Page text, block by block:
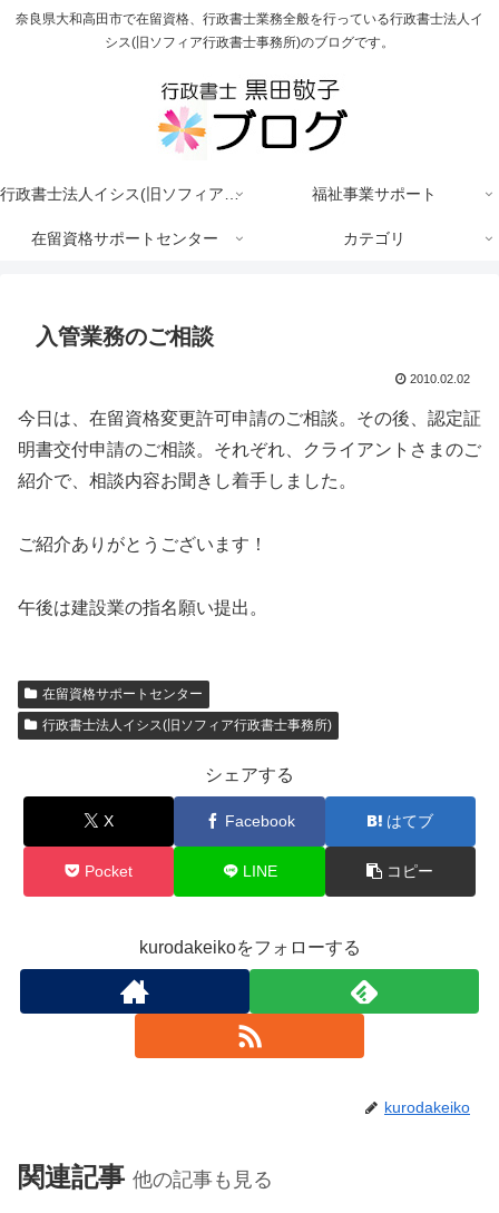
奈良県大和高田市で在留資格、行政書士業務全般を行っている行政書士法人イ
シス(旧ソフィア行政書士事務所)のブログです。
行政書士法人イシス(旧ソフィア行政書士事務所) 福祉事業サポート
在留資格サポートセンター カテゴリ
入管業務のご相談
2010.02.02
今日は、在留資格変更許可申請のご相談。その後、認定証
明書交付申請のご相談。それぞれ、クライアントさまのご
紹介で、相談内容お聞きし着手しました。
ご紹介ありがとうございます！
午後は建設業の指名願い提出。
在留資格サポートセンター
行政書士法人イシス(旧ソフィア行政書士事務所)
シェアする
X Facebook はてブ
Pocket LINE コピー
kurodakeikoをフォローする
kurodakeiko
関連記事 他の記事も見る